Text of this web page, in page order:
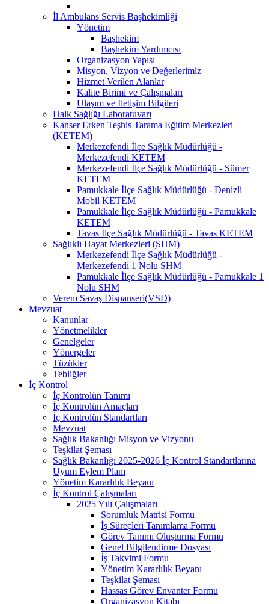
İl Ambulans Servis Başhekimliği
Yönetim
Başhekim
Başhekim Yardımcısı
Organizasyon Yapısı
Misyon, Vizyon ve Değerlerimiz
Hizmet Verilen Alanlar
Kalite Birimi ve Çalışmaları
Ulaşım ve İletişim Bilgileri
Halk Sağlığı Laboratuvarı
Kanser Erken Teşhis Tarama Eğitim Merkezleri
(KETEM)
Merkezefendi İlçe Sağlık Müdürlüğü -
Merkezefendi KETEM
Merkezefendi İlçe Sağlık Müdürlüğü - Sümer
KETEM
Pamukkale İlçe Sağlık Müdürlüğü - Denizli
Mobil KETEM
Pamukkale İlçe Sağlık Müdürlüğü - Pamukkale
KETEM
Tavas İlçe Sağlık Müdürlüğü - Tavas KETEM
Sağlıklı Hayat Merkezleri (SHM)
Merkezefendi İlçe Sağlık Müdürlüğü -
Merkezefendi 1 Nolu SHM
Pamukkale İlçe Sağlık Müdürlüğü - Pamukkale 1
Nolu SHM
Verem Savaş Dispanseri(VSD)
Mevzuat
Kanunlar
Yönetmelikler
Genelgeler
Yönergeler
Tüzükler
Tebliğler
İç Kontrol
İç Kontrolün Tanımı
İç Kontrolün Amaçları
İç Kontrolün Standartları
Mevzuat
Sağlık Bakanlığı Misyon ve Vizyonu
Teşkilat Şeması
Sağlık Bakanlığı 2025-2026 İç Kontrol Standartlarına
Uyum Eylem Planı
Yönetim Kararlılık Beyanı
İç Kontrol Çalışmaları
2025 Yılı Çalışmaları
Sorumluk Matrisi Formu
İş Süreçleri Tanımlama Formu
Görev Tanımı Oluşturma Formu
Genel Bilgilendirme Dosyası
İş Takvimi Formu
Yönetim Kararlılık Beyanı
Teşkilat Şeması
Hassas Görev Envanter Formu
Organizasyon Kitabı